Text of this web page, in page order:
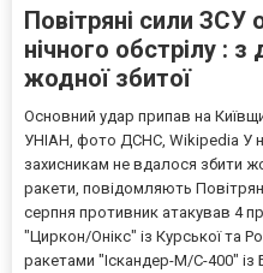
Повітряні сили ЗСУ
нічного обстрілу : з
жодної збитої
Основний удар припав на
УНІАН, фото ДСНС, Wikipedia У
захисникам не вдалося збити
ракети, повідомляють
серпня противник атакував 4
"Циркон/Онікс" із Курської та
ракетами "Іскандер-М/С-400" із